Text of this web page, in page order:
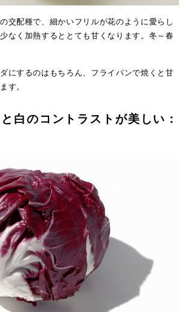
交配種で、細かいフリルが花のように愛らし
なく加熱するととても甘くなります。冬～春
にするのはもちろん、フライパンで焼くと甘
す。
白のコントラストが美しい：